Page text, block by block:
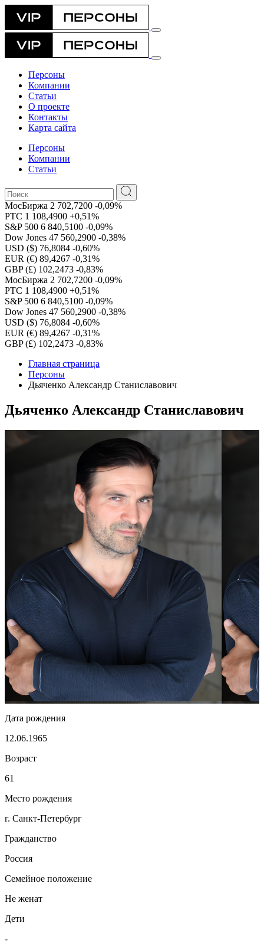
Персоны
Компании
Статьи
О проекте
Контакты
Карта сайта
Персоны
Компании
Статьи
МосБиржа 2 702,7200 -0,09%
РТС 1 108,4900 +0,51%
S&P 500 6 840,5100 -0,09%
Dow Jones 47 560,2900 -0,38%
USD ($) 76,8084 -0,60%
EUR (€) 89,4267 -0,31%
GBP (£) 102,2473 -0,83%
МосБиржа 2 702,7200 -0,09%
РТС 1 108,4900 +0,51%
S&P 500 6 840,5100 -0,09%
Dow Jones 47 560,2900 -0,38%
USD ($) 76,8084 -0,60%
EUR (€) 89,4267 -0,31%
GBP (£) 102,2473 -0,83%
Главная страница
Персоны
Дьяченко Александр Станиславович
Дьяченко Александр Станиславович
Дата рождения
12.06.1965
Возраст
61
Место рождения
г. Санкт-Петербург
Гражданство
Россия
Семейное положение
Не женат
Дети
-